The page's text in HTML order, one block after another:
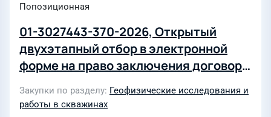
Попозиционная
01-3027443-370-2026, Открытый
двухэтапный отбор в электронной
форме на право заключения договора
на оказание комплекса услуг по
проведению гидродинамических
Закупки по разделу Геофизические исследования и
работы в скважинах